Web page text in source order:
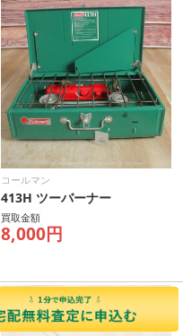
コールマン
413H ツーバーナー
買取金額
8,000円